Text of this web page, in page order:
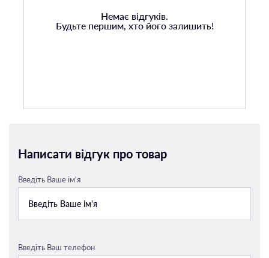
Немає відгуків.
Будьте першим, хто його залишить!
Написати відгук про товар
Введіть Ваше ім'я
Введіть Ваш телефон